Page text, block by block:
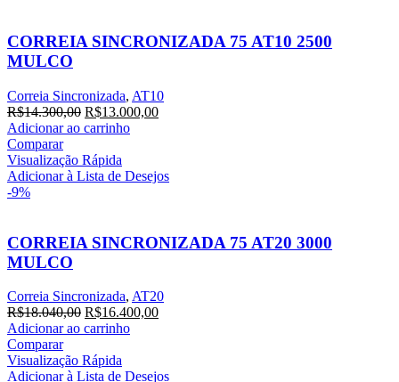
CORREIA SINCRONIZADA 75 AT10 2500
MULCO
Correia Sincronizada, AT10
R$14.300,00 O
preço
era:
R$14.300,00.
R$13.000,00O
R$13.000,00.
Adicionar ao carrinho
Comparar
Visualização Rápida
Adicionar à Lista de Desejos
-9%
CORREIA SINCRONIZADA 75 AT20 3000
MULCO
Correia Sincronizada, AT20
R$18.040,00 O
preço
era:
R$18.040,00.
R$16.400,00O
R$16.400,00.
Adicionar ao carrinho
Comparar
Visualização Rápida
Adicionar à Lista de Desejos